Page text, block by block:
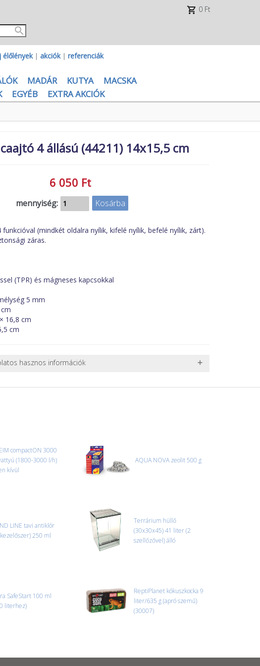
0 Ft
élőlények| akciók| referenciák
MADÁR KUTYA
MACSKA
EGYÉB EXTRA AKCIÓK
4 állású (44211) 14x15,5 cm
6 050 Ft
mennyiség:
funkcióval (mindkét oldalra nyílik, kifelé nyílik, befelé nyílik, zárt).
záras.
(TPR) és mágneses kapcsokkal
5 mm
16,8 cm
cm
hasznos információk
kiszállítását szállítmányozási partnerrel, vagy saját teherautóval
átvételekor sérülést, folyadékot vagy bármi rendellenességet
és az átvétel előtt jegyzőkönyvet kell felvenni a futárral. A sérült
ebben az esetben tudjuk vállalni, ha a jegyzőkönyv elkészült,
compactON 3000
(1800-3000 l/h)
kívül
AQUA NOVA zeolit 500 g
LINE tavi antiklór
250 ml
Terrárium hüllő
(30x30x45) 41 liter (2
szellőzővel) álló
SafeStart 100 ml
literhez)
ReptiPlanet kókuszkocka 9
liter/635 g (apró szemű)
(30007)